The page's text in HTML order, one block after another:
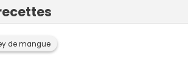
de mangue